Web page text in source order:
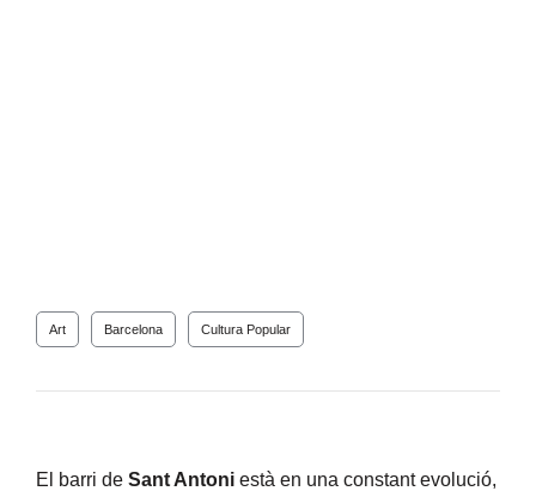
Art Barcelona Cultura Popular
El barri de Sant Antoni està en una constant evolució,